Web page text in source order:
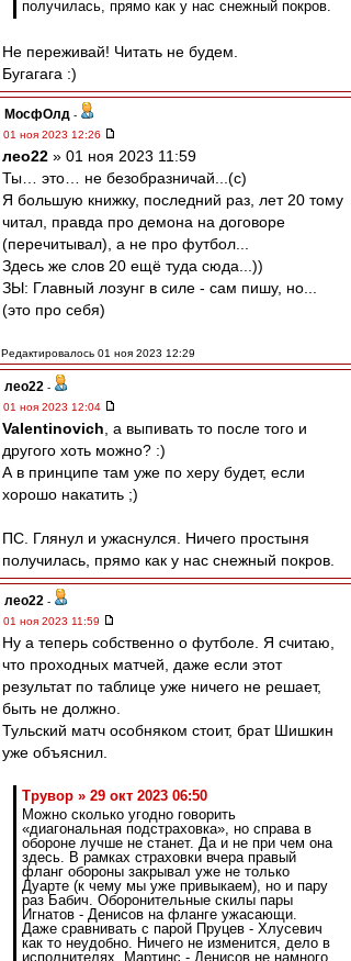
получилась, прямо как у нас снежный покров.
Не переживай! Читать не будем.
Бугагага :)
МосфОлд -
01 ноя 2023 12:26
лео22 » 01 ноя 2023 11:59
Ты… это… не безобразничай...(с)
Я большую книжку, последний раз, лет 20 тому
читал, правда про демона на договоре
(перечитывал), а не про футбол...
Здесь же слов 20 ещё туда сюда...))
ЗЫ: Главный лозунг в силе - сам пишу, но...
(это про себя)
Редактировалось 01 ноя 2023 12:29
лео22 -
01 ноя 2023 12:04
Valentinovich , а выпивать то после того и
другого хоть можно? :)
А в принципе там уже по херу будет, если
хорошо накатить ;)
ПС. Глянул и ужаснулся. Ничего простыня
получилась, прямо как у нас снежный покров.
лео22 -
01 ноя 2023 11:59
Ну а теперь собственно о футболе. Я считаю,
что проходных матчей, даже если этот
результат по таблице уже ничего не решает,
быть не должно.
Тульский матч особняком стоит, брат Шишкин
уже объяснил.
Трувор » 29 окт 2023 06:50
Можно сколько угодно говорить
«диагональная подстраховка», но справа в
обороне лучше не станет. Да и не при чем она
здесь. В рамках страховки вчера правый
фланг обороны закрывал уже не только
Дуарте (к чему мы уже привыкаем), но и пару
раз Бабич. Оборонительные скилы пары
Игнатов - Денисов на фланге ужасающи.
Даже сравнивать с парой Пруцев - Хлусевич
как то неудобно. Ничего не изменится, дело в
исполнителях. Мартинс - Денисов не намного